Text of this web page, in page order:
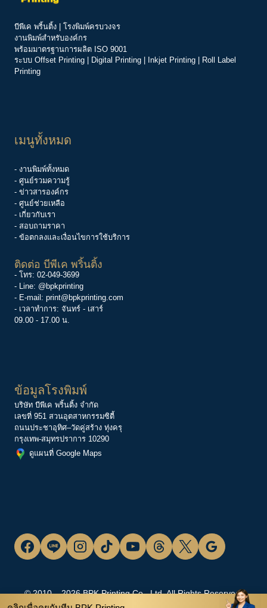
บีพีเค พริ้นติ้ง | โรงพิมพ์ครบวงจร
งานพิมพ์สำหรับองค์กร
พร้อมมาตรฐานการผลิต ISO 9001
ระบบ Offset Printing Digital Printing Inkjet Printing
Roll Label
Printing
เมนูทั้งหมด
- งานพิมพ์ทั้งหมด
- ศูนย์รวมความรู้
- ข่าวสารองค์กร
- ศูนย์ช่วยเหลือ
- เกี่ยวกับเรา
- สอบถามราคา
- ข้อตกลงและเงื่อนไขการใช้บริการ
ติดต่อ บีพีเค พริ้นติ้ง
- โทร: 02-049-3699
- Line: @bpkprinting
- E-mail: print@bpkprinting.com
- เวลาทำการ: จันทร์ - เสาร์
09.00 - 17.00 น.
ข้อมูลโรงพิมพ์
บริษัท บีพีเค พริ้นติ้ง จำกัด
เลขที่ 951 สวนอุตสาหกรรมซิตี้
ถนนประชาอุทิศ–วัดคู่สร้าง ทุ่งครุ
กรุงเทพ-สมุทรปราการ 10290
ดูแผนที่ Google Maps
© 2010 – 2026 BPK Printing Co., Ltd. All Rights Reserved.